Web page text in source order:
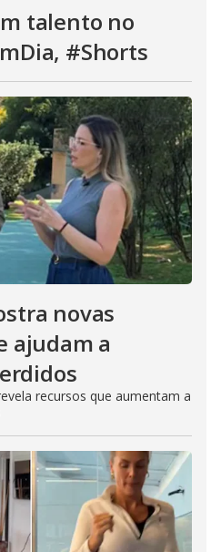
talento no
#Shorts
novas
ajudam a
recursos que aumentam a